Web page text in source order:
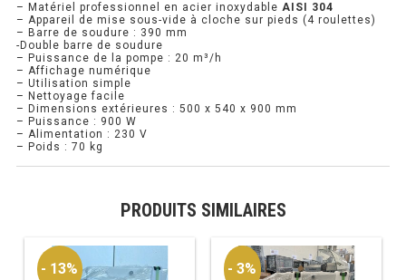
CONGÉLATEURS HORIZONTAUX
CELLULE DE REFROIDISSEMENT
ARMOIRE À BOISSONS
VITRINE À BOISSONS
– Matériel professionnel en acier inoxydable AISI 304
– Appareil de mise sous-vide à cloche sur pieds (4 roulettes)
– Barre de soudure : 390 mm
-Double barre de soudure
– Puissance de la pompe : 20 m³/h
– Affichage numérique
– Utilisation simple
– Nettoyage facile
– Dimensions extérieures : 500 x 540 x 900 mm
– Puissance : 900 W
– Alimentation : 230 V
– Poids : 70 kg
PRODUITS SIMILAIRES
- 13% - 3%